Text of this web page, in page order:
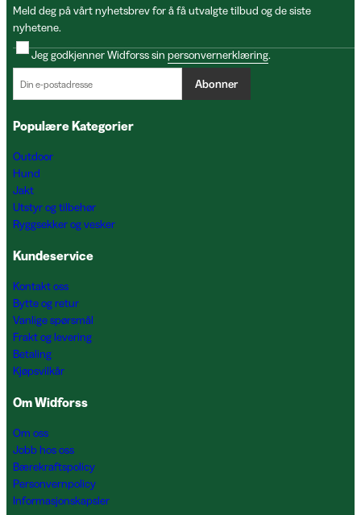
Meld deg på vårt nyhetsbrev for å få utvalgte tilbud og de siste
nyhetene.
Jeg godkjenner Widforss sin personvernerklæring.
Abonner
Populære Kategorier
Outdoor
Hund
Jakt
Utstyr og tilbehør
Ryggsekker og vesker
Kundeservice
Kontakt oss
Bytte og retur
Vanlige spørsmål
Frakt og levering
Betaling
Kjøpsvilkår
Om Widforss
Om oss
Jobb hos oss
Bærekraftspolicy
Personvernpolicy
Informasjonskapsler